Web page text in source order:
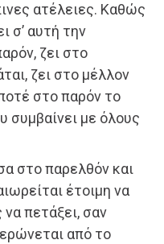
ατέλειες. Καθώς
σ’ αυτή την
ζει στο
ζει στο μέλλον
στο παρόν το
συμβαίνει με όλους
στο παρελθόν και
έτοιμη να
πετάξει, σαν
από το